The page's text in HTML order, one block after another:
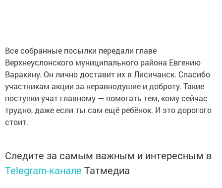
Все собранные посылки передали главе
Верхнеуслонского муниципального района Евгению
Варакину. Он лично доставит их в Лисичанск. Спасибо
участникам акции за неравнодушие и доброту. Такие
поступки учат главному — помогать тем, кому сейчас
трудно, даже если ты сам ещё ребёнок. И это дорогого
стоит.
Следите за самым важным и интересным в
Telegram-канале Татмедиа